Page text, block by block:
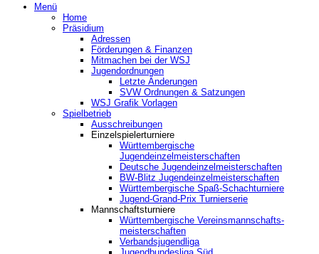
Menü
Home
Präsidium
Adressen
Förderungen & Finanzen
Mitmachen bei der WSJ
Jugendordnungen
Letzte Änderungen
SVW Ordnungen & Satzungen
WSJ Grafik Vorlagen
Spielbetrieb
Ausschreibungen
Einzelspielerturniere
Württembergische
Jugendeinzelmeisterschaften
Deutsche Jugendeinzelmeisterschaften
BW-Blitz Jugendeinzelmeisterschaften
Württembergische Spaß-Schachturniere
Jugend-Grand-Prix Turnierserie
Mannschaftsturniere
Württembergische Vereinsmannschafts-
meisterschaften
Verbandsjugendliga